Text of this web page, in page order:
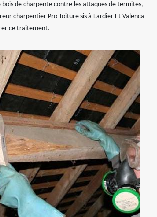
bois de charpente contre les attaques de termites,
charpentier Pro Toiture sis à Lardier Et Valenca
ce traitement.